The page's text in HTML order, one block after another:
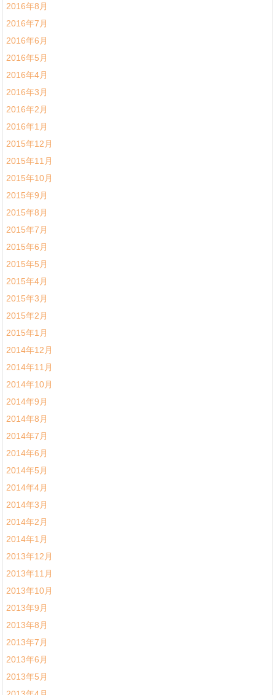
2016年8月
2016年7月
2016年6月
2016年5月
2016年4月
2016年3月
2016年2月
2016年1月
2015年12月
2015年11月
2015年10月
2015年9月
2015年8月
2015年7月
2015年6月
2015年5月
2015年4月
2015年3月
2015年2月
2015年1月
2014年12月
2014年11月
2014年10月
2014年9月
2014年8月
2014年7月
2014年6月
2014年5月
2014年4月
2014年3月
2014年2月
2014年1月
2013年12月
2013年11月
2013年10月
2013年9月
2013年8月
2013年7月
2013年6月
2013年5月